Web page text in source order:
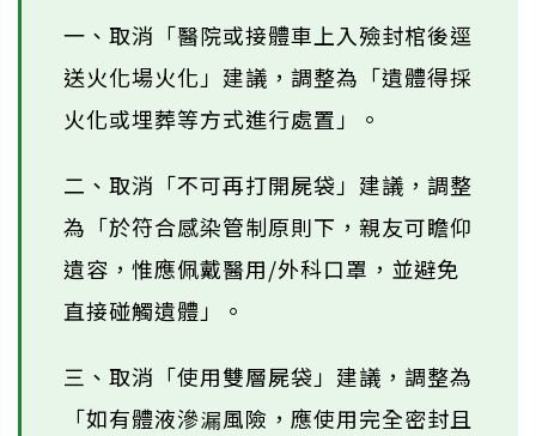
一、取消「醫院或接體車上入殮封棺後逕
送火化場火化」建議，調整為「遺體得採
火化或埋葬等方式進行處置」。
二、取消「不可再打開屍袋」建議，調整
為「於符合感染管制原則下，親友可瞻仰
遺容，惟應佩戴醫用/外科口罩，並避免
直接碰觸遺體」。
三、取消「使用雙層屍袋」建議，調整為
「如有體液滲漏風險，應使用完全密封且